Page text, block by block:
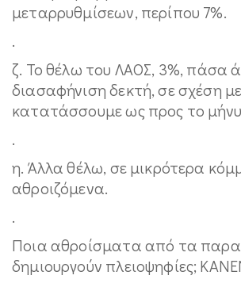
μεταρρυθμίσεων, περίπου 7%.
.
ζ. Το θέλω του ΛΑΟΣ, 3%, πάσα
διασαφήνιση δεκτή, σε σχέση
κατατάσσουμε ως προς το
.
η. Άλλα θέλω, σε μικρότερα
αθροιζόμενα.
.
Ποια αθροίσματα από τα
δημιουργούν πλειοψηφίες;